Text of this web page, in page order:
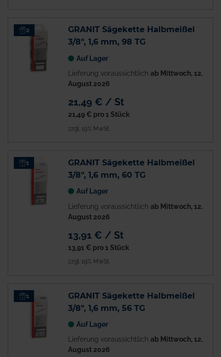
2
GRANIT Sägekette Halbmeißel
3/8", 1,6 mm, 98 TG
Auf Lager
Lieferung voraussichtlich ab Mittwoch, 12.
August 2026
21,49 € / St
21,49 € pro 1 Stück
zzgl. 19% MwSt.
1
GRANIT Sägekette Halbmeißel
3/8", 1,6 mm, 60 TG
Auf Lager
Lieferung voraussichtlich ab Mittwoch, 12.
August 2026
13,91 € / St
13,91 € pro 1 Stück
zzgl. 19% MwSt.
1
GRANIT Sägekette Halbmeißel
3/8", 1,6 mm, 56 TG
Auf Lager
Lieferung voraussichtlich ab Mittwoch, 12.
August 2026